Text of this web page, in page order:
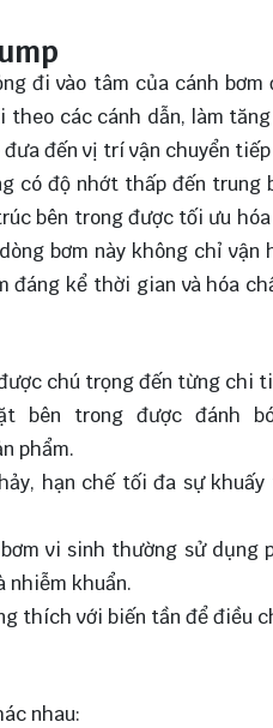
đi vào tâm của cánh bơm
các cánh dẫn, làm
đến vị trí vận chuyển
có độ nhớt thấp đến trung
bên trong được tối ưu
bơm này không chỉ vận
kể thời gian và hóa
chú trọng đến từng chi
bên trong được đánh
phẩm.
hạn chế tối đa sự khuấy
vi sinh thường sử dụng
nhiễm khuẩn.
thích với biến tần để điều
nhau: